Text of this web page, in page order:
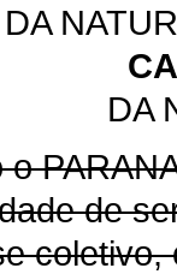
DA
DA
de